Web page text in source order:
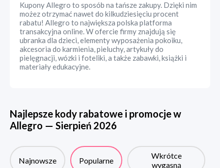
Kupony Allegro to sposób na tańsze zakupy. Dzięki nim
możez otrzymać nawet do kilkudziesięciu procent
rabatu! Allegro to największa polska platforma
transakcyjna online. W ofercie firmy znajdują się
ubranka dla dzieci, elementy wyposażenia pokoiku,
akcesoria do karmienia, pieluchy, artykuły do
pielęgnacji, wózki i foteliki, a także zabawki, książki i
materiały edukacyjne.
Najlepsze kody rabatowe i promocje w
Allegro — Sierpień 2026
Najnowsze Popularne
Wkrótce
wygasną